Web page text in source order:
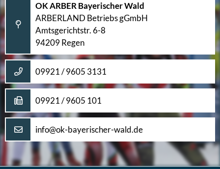
OK ARBER Bayerischer Wald
ARBERLAND Betriebs gGmbH
Amtsgerichtstr. 6-8
94209 Regen
09921 / 9605 3131
09921 / 9605 101
info@ok-bayerischer-wald.de